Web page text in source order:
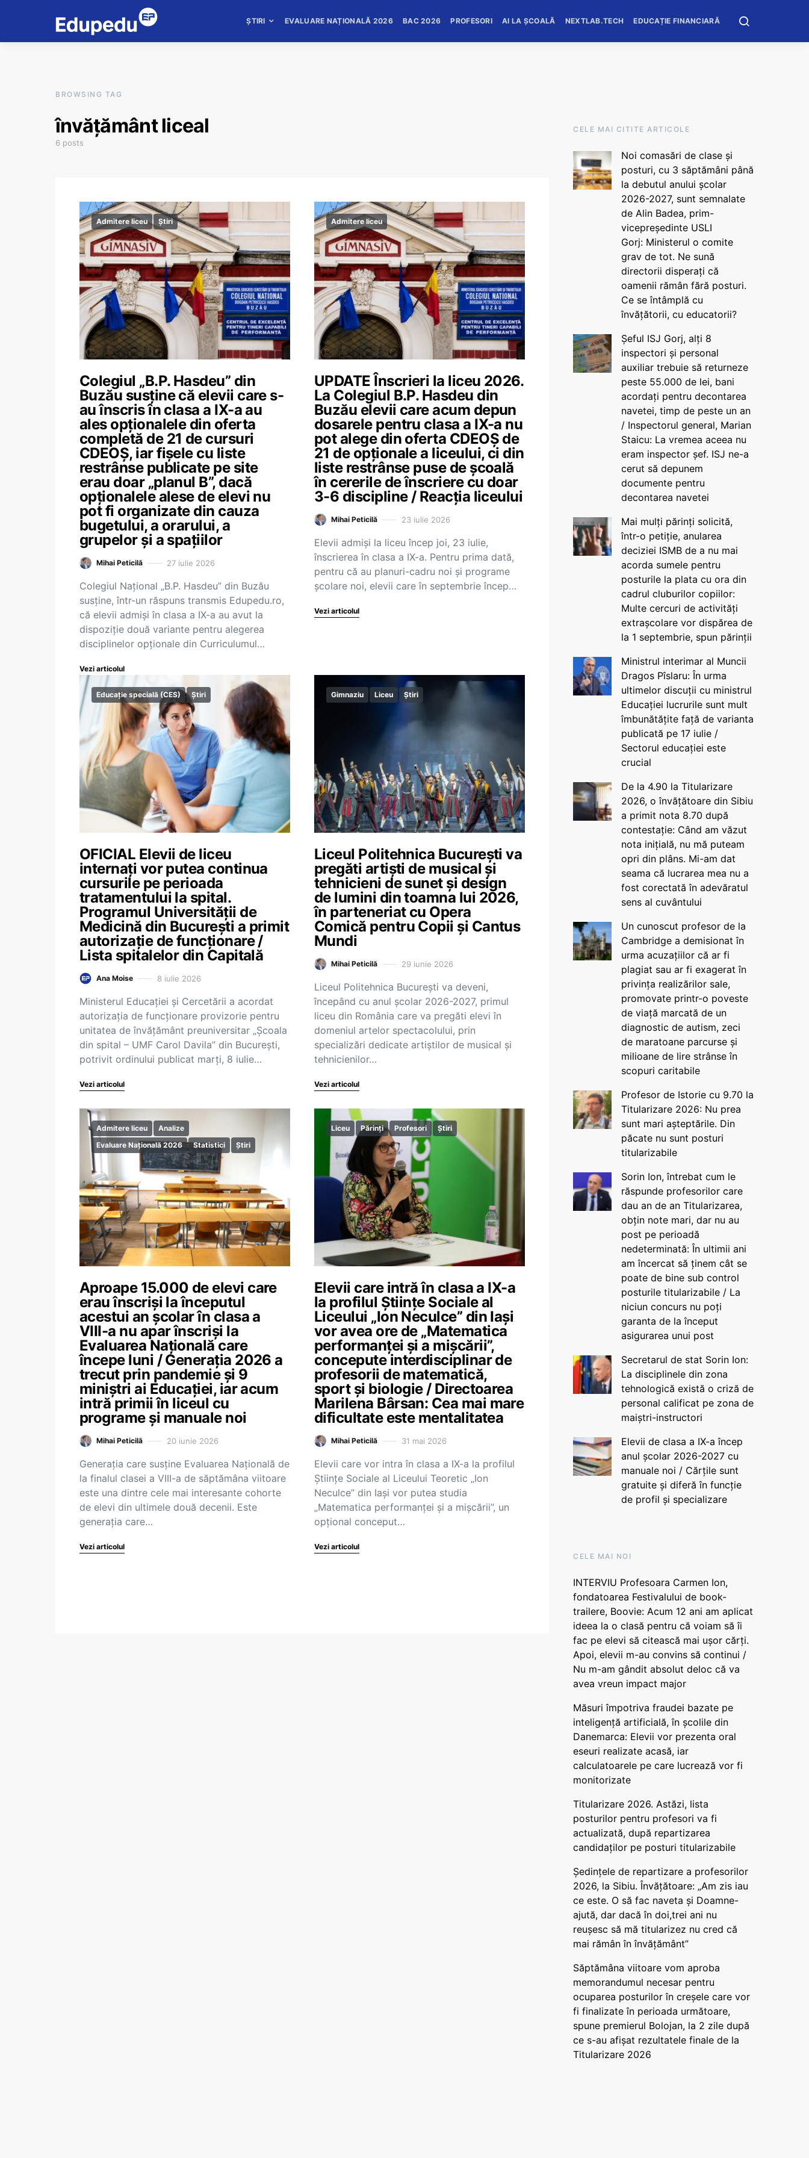
ȘTIRI EVALUARE NAȚIONALĂ 2026 BAC 2026 PROFESORI AI LA ȘCOALĂ NEXTLAB.TECH EDUCAȚIE FINANCIARĂ
BROWSING TAG
învățământ liceal
6 posts
Admitere liceu Știri
Colegiul „B.P. Hasdeu” din
Buzău susține că elevii care s-
au înscris în clasa a IX-a au
ales opționalele din oferta
completă de 21 de cursuri
CDEOȘ, iar fișele cu liste
restrânse publicate pe site
erau doar „planul B”, dacă
opționalele alese de elevi nu
pot fi organizate din cauza
bugetului, a orarului, a
grupelor și a spațiilor
Mihai Peticilă 27 iulie 2026
Colegiul Național „B.P. Hasdeu” din Buzău
susține, într-un răspuns transmis Edupedu.ro,
că elevii admiși în clasa a IX-a au avut la
dispoziție două variante pentru alegerea
disciplinelor opționale din Curriculumul…
Vezi articolul
Admitere liceu
UPDATE Înscrieri la liceu 2026.
La Colegiul B.P. Hasdeu din
Buzău elevii care acum depun
dosarele pentru clasa a IX-a nu
pot alege din oferta CDEOȘ de
21 de opționale a liceului, ci din
liste restrânse puse de școală
în cererile de înscriere cu doar
3-6 discipline / Reacția liceului
Mihai Peticilă 23 iulie 2026
Elevii admiși la liceu încep joi, 23 iulie,
înscrierea în clasa a IX-a. Pentru prima dată,
pentru că au planuri-cadru noi și programe
școlare noi, elevii care în septembrie încep…
Vezi articolul
Educație specială (CES) Știri
OFICIAL Elevii de liceu
internați vor putea continua
cursurile pe perioada
tratamentului la spital.
Programul Universității de
Medicină din București a primit
autorizație de funcționare /
Lista spitalelor din Capitală
Ana Moise 8 iulie 2026
Ministerul Educației și Cercetării a acordat
autorizația de funcționare provizorie pentru
unitatea de învățământ preuniversitar „Școala
din spital – UMF Carol Davila” din București,
potrivit ordinului publicat marți, 8 iulie…
Vezi articolul
Gimnaziu Liceu Știri
Liceul Politehnica București va
pregăti artiști de musical și
tehnicieni de sunet și design
de lumini din toamna lui 2026,
în parteneriat cu Opera
Comică pentru Copii și Cantus
Mundi
Mihai Peticilă 29 iunie 2026
Liceul Politehnica București va deveni,
începând cu anul școlar 2026-2027, primul
liceu din România care va pregăti elevi în
domeniul artelor spectacolului, prin
specializări dedicate artiștilor de musical și
tehnicienilor…
Vezi articolul
Admitere liceu
Analize
Evaluare Națională 2026
Statistici Știri
Aproape 15.000 de elevi care
erau înscriși la începutul
acestui an școlar în clasa a
VIII-a nu apar înscriși la
Evaluarea Națională care
începe luni / Generația 2026 a
trecut prin pandemie și 9
miniștri ai Educației, iar acum
intră primii în liceul cu
programe și manuale noi
Mihai Peticilă 20 iunie 2026
Generația care susține Evaluarea Națională de
la finalul clasei a VIII-a de săptămâna viitoare
este una dintre cele mai interesante cohorte
de elevi din ultimele două decenii. Este
generația care…
Vezi articolul
Liceu Părinți Profesori Știri
Elevii care intră în clasa a IX-a
la profilul Științe Sociale al
Liceului „Ion Neculce” din Iași
vor avea ore de „Matematica
performanței și a mișcării”,
concepute interdisciplinar de
profesorii de matematică,
sport și biologie / Directoarea
Marilena Bârsan: Cea mai mare
dificultate este mentalitatea
Mihai Peticilă 31 mai 2026
Elevii care vor intra în clasa a IX-a la profilul
Științe Sociale al Liceului Teoretic „Ion
Neculce” din Iași vor putea studia
„Matematica performanței și a mișcării”, un
opțional conceput…
Vezi articolul
CELE MAI CITITE ARTICOLE
Noi comasări de clase și
posturi, cu 3 săptămâni până
la debutul anului școlar
2026-2027, sunt semnalate
de Alin Badea, prim-
vicepreședinte USLI
Gorj: Ministerul o comite
grav de tot. Ne sună
directorii disperați că
oamenii rămân fără posturi.
Ce se întâmplă cu
învățătorii, cu educatorii?
Șeful ISJ Gorj, alți 8
inspectori și personal
auxiliar trebuie să returneze
peste 55.000 de lei, bani
acordați pentru decontarea
navetei, timp de peste un an
/ Inspectorul general, Marian
Staicu: La vremea aceea nu
eram inspector șef. ISJ ne-a
cerut să depunem
documente pentru
decontarea navetei
Mai mulți părinți solicită,
într-o petiție, anularea
deciziei ISMB de a nu mai
acorda sumele pentru
posturile la plata cu ora din
cadrul cluburilor copiilor:
Multe cercuri de activități
extrașcolare vor dispărea de
la 1 septembrie, spun părinții
Ministrul interimar al Muncii
Dragos Pîslaru: În urma
ultimelor discuții cu ministrul
Educației lucrurile sunt mult
îmbunătățite față de varianta
publicată pe 17 iulie /
Sectorul educației este
crucial
De la 4.90 la Titularizare
2026, o învățătoare din Sibiu
a primit nota 8.70 după
contestație: Când am văzut
nota inițială, nu mă puteam
opri din plâns. Mi-am dat
seama că lucrarea mea nu a
fost corectată în adevăratul
sens al cuvântului
Un cunoscut profesor de la
Cambridge a demisionat în
urma acuzațiilor că ar fi
plagiat sau ar fi exagerat în
privința realizărilor sale,
promovate printr-o poveste
de viață marcată de un
diagnostic de autism, zeci
de maratoane parcurse și
milioane de lire strânse în
scopuri caritabile
Profesor de Istorie cu 9.70 la
Titularizare 2026: Nu prea
sunt mari așteptările. Din
păcate nu sunt posturi
titularizabile
Sorin Ion, întrebat cum le
răspunde profesorilor care
dau an de an Titularizarea,
obțin note mari, dar nu au
post pe perioadă
nedeterminată: În ultimii ani
am încercat să ținem cât se
poate de bine sub control
posturile titularizabile / La
niciun concurs nu poți
garanta de la început
asigurarea unui post
Secretarul de stat Sorin Ion:
La disciplinele din zona
tehnologică există o criză de
personal calificat pe zona de
maiștri-instructori
Elevii de clasa a IX-a încep
anul școlar 2026-2027 cu
manuale noi / Cărțile sunt
gratuite și diferă în funcție
de profil și specializare
CELE MAI NOI
INTERVIU Profesoara Carmen Ion,
fondatoarea Festivalului de book-
trailere, Boovie: Acum 12 ani am aplicat
ideea la o clasă pentru că voiam să îi
fac pe elevi să citească mai ușor cărți.
Apoi, elevii m-au convins să continui /
Nu m-am gândit absolut deloc că va
avea vreun impact major
Măsuri împotriva fraudei bazate pe
inteligență artificială, în școlile din
Danemarca: Elevii vor prezenta oral
eseuri realizate acasă, iar
calculatoarele pe care lucrează vor fi
monitorizate
Titularizare 2026. Astăzi, lista
posturilor pentru profesori va fi
actualizată, după repartizarea
candidaților pe posturi titularizabile
Ședințele de repartizare a profesorilor
2026, la Sibiu. Învățătoare: „Am zis iau
ce este. O să fac naveta și Doamne-
ajută, dar dacă în doi,trei ani nu
reușesc să mă titularizez nu cred că
mai rămân în învățământ”
Săptămâna viitoare vom aproba
memorandumul necesar pentru
ocuparea posturilor în creșele care vor
fi finalizate în perioada următoare,
spune premierul Bolojan, la 2 zile după
ce s-au afișat rezultatele finale de la
Titularizare 2026